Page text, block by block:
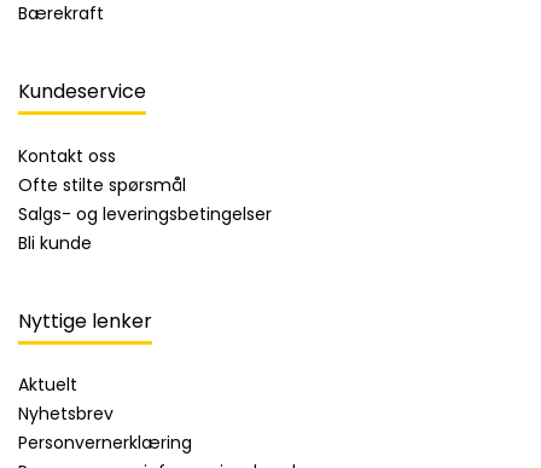
Bærekraft
Kundeservice
Kontakt oss
Ofte stilte spørsmål
Salgs- og leveringsbetingelser
Bli kunde
Nyttige lenker
Aktuelt
Nyhetsbrev
Personvernerklæring